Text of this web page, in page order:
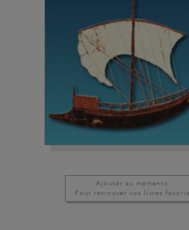
Ajouter au mémento
Pour retrouver vos livres favoris